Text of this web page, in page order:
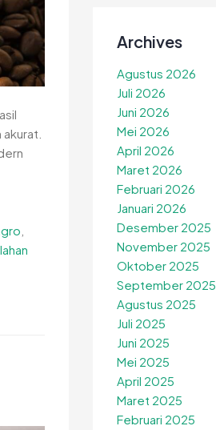
Archives
Agustus 2026
Juli 2026
Juni 2026
Mei 2026
April 2026
Maret 2026
Februari 2026
Januari 2026
Desember 2025
November 2025
Oktober 2025
September 2025
Agustus 2025
Juli 2025
Juni 2025
Mei 2025
April 2025
Maret 2025
Februari 2025